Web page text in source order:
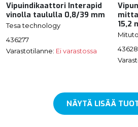
Vipuindikaattori Interapid
vinolla taululla 0,8/39 mm
Tesa technology
436277
Varastotilanne: Ei varastossa
15,2
NÄYTÄ LISÄÄ